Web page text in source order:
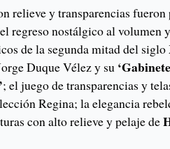
relieve y transparencias
regreso nostálgico al volumen
de la segunda mitad del
Duque Vélez y su
; el juego de transparencias y
Regina; la elegancia
con alto relieve y pelaje de